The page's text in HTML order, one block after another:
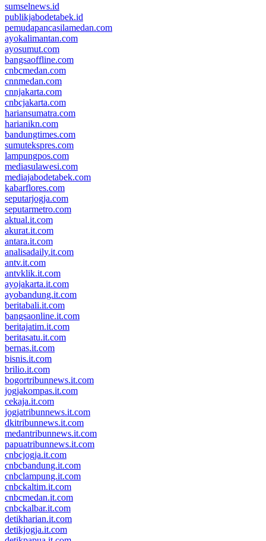
sumselnews.id
publikjabodetabek.id
pemudapancasilamedan.com
ayokalimantan.com
ayosumut.com
bangsaoffline.com
cnbcmedan.com
cnnmedan.com
cnnjakarta.com
cnbcjakarta.com
hariansumatra.com
harianikn.com
bandungtimes.com
sumutekspres.com
lampungpos.com
mediasulawesi.com
mediajabodetabek.com
kabarflores.com
seputarjogja.com
seputarmetro.com
aktual.it.com
akurat.it.com
antara.it.com
analisadaily.it.com
antv.it.com
antvklik.it.com
ayojakarta.it.com
ayobandung.it.com
beritabali.it.com
bangsaonline.it.com
beritajatim.it.com
beritasatu.it.com
bernas.it.com
bisnis.it.com
brilio.it.com
bogortribunnews.it.com
jogjakompas.it.com
cekaja.it.com
jogjatribunnews.it.com
dkitribunnews.it.com
medantribunnews.it.com
papuatribunnews.it.com
cnbcjogja.it.com
cnbcbandung.it.com
cnbclampung.it.com
cnbckaltim.it.com
cnbcmedan.it.com
cnbckalbar.it.com
detikharian.it.com
detikjogja.it.com